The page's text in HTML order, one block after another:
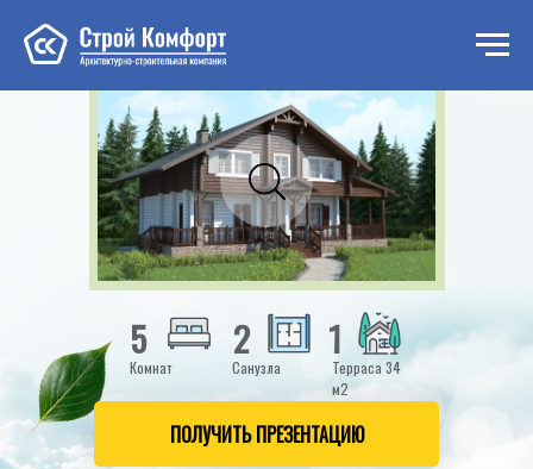
Проект «Ласка загородный дом»
5
Комнат Санузла
Терраса 34
м2
2 1
ПОЛУЧИТЬ ПРЕЗЕНТАЦИЮ